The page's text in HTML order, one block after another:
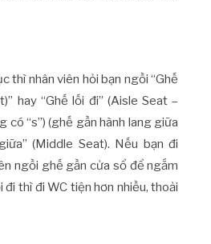
thì nhân viên hỏi bạn ngồi “Ghế
hay “Ghế lối đi” (Aisle Seat –
có “s”) (ghế gần hành lang giữa
(Middle Seat). Nếu bạn đi
ngồi ghế gần cửa sổ để ngắm
đi thì đi WC tiện hơn nhiều, thoải